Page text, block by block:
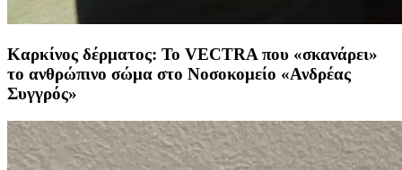
Καρκίνος δέρματος: Το VECTRA που «σκανάρει»
το ανθρώπινο σώμα στο Νοσοκομείο «Ανδρέας
Συγγρός»